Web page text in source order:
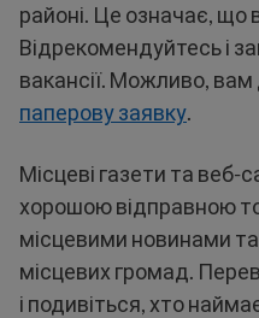
районі. Це означає, що
Відрекомендуйтесь і
вакансії. Можливо,
паперову заявку.
Місцеві газети та
хорошою відправною
місцевими новинами
місцевих громад.
і подивіться, хто